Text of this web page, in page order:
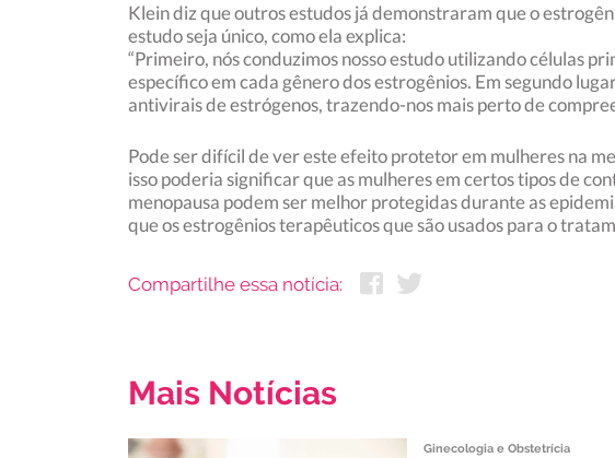
Klein diz que outros estudos já demonstraram que o
estudo seja único, como ela explica:
“Primeiro, nós conduzimos nosso estudo utilizando células
específico em cada gênero dos estrogênios. Em segundo
antivirais de estrógenos, trazendo-nos mais perto de
Pode ser difícil de ver este efeito protetor em mulheres na
isso poderia significar que as mulheres em certos tipos de
menopausa podem ser melhor protegidas durante as
que os estrogênios terapêuticos que são usados ​​para o
Compartilhe essa notícia:
Mais Notícias
Ginecologia e Obstetrícia